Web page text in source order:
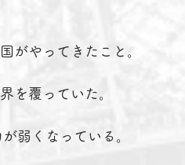
がやってきたこと。
を覆っていた。
弱くなっている。